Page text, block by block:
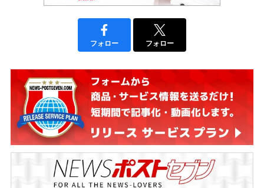
フォロー フォロー